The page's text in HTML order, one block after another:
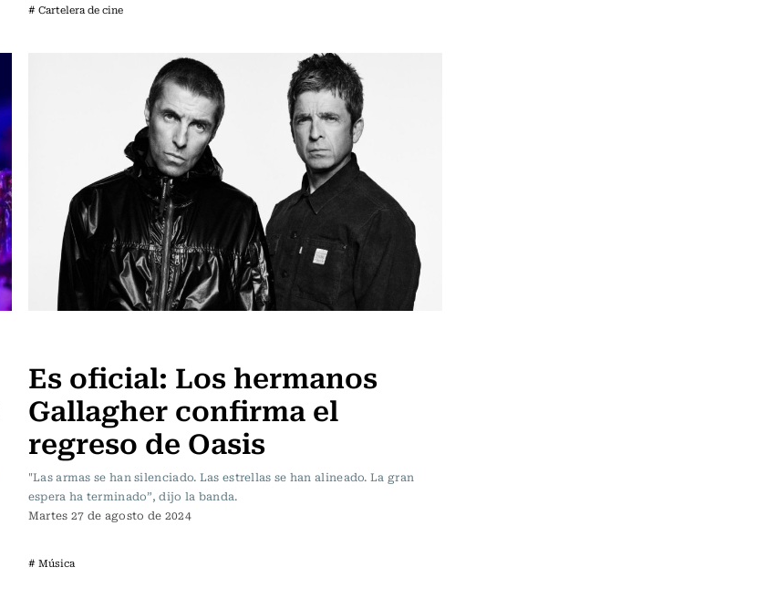
# Cartelera de cine
Es oficial: Los hermanos
Gallagher confirma el
regreso de Oasis
"Las armas se han silenciado. Las estrellas se han alineado. La gran
espera ha terminado”, dijo la banda.
Martes 27 de agosto de 2024
# Música